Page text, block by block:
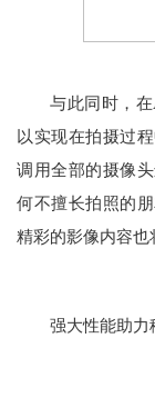
与此同时，
以实现在拍摄过
调用全部的摄像
何不擅长拍照的
精彩的影像内容也
强大性能助力